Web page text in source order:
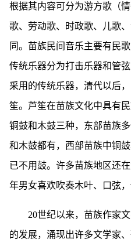
根据其内容可分为游方歌（
歌、劳动歌、时政歌、儿歌
同。苗族民间音乐主要有民
传统乐器分为打击乐器和管
采用的传统乐器，清代以后
笙。芦笙在苗族文化中具有
铜鼓和木鼓三种，东部苗族
和木鼓都有，西部苗族中铜
已不用鼓。许多苗族地区还
年男女喜欢吹奏木叶、口弦，
20世纪以来，苗族作家
的发展，涌现出许多文学家